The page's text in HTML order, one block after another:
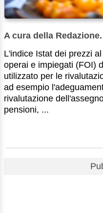
A cura della Redazione.
L'indice Istat dei prezzi
operai e impiegati (FOI)
utilizzato per le
ad esempio
rivalutazione
pensioni, ...